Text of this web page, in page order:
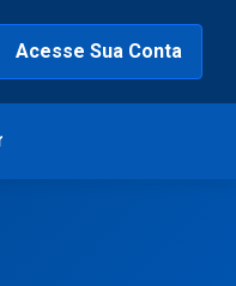
Acesse Sua Conta